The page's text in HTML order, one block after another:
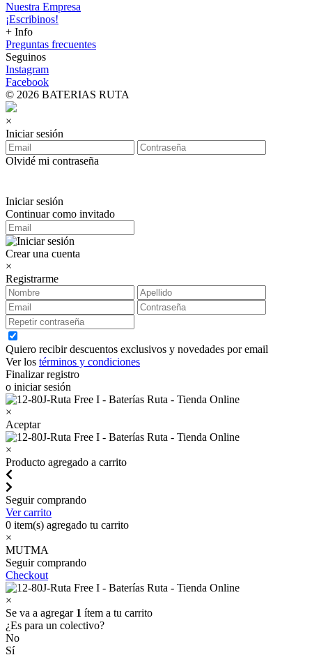
Nuestra Empresa
¡Escribinos!
+ Info
Preguntas frecuentes
Seguinos
Instagram
Facebook
© 2026 BATERIAS RUTA
×
Iniciar sesión
Olvidé mi contraseña
Iniciar sesión
Continuar como invitado
Crear una cuenta
×
Registrarme
Quiero recibir descuentos exclusivos y novedades por email
Ver los términos y condiciones
Finalizar registro
o iniciar sesión
×
Aceptar
×
Producto agregado a carrito
Seguir comprando
Ver carrito
0 item(s) agregado tu carrito
×
MUTMA
Seguir comprando
Checkout
×
Se va a agregar 1 ítem a tu carrito
¿Es para un colectivo?
No
Sí